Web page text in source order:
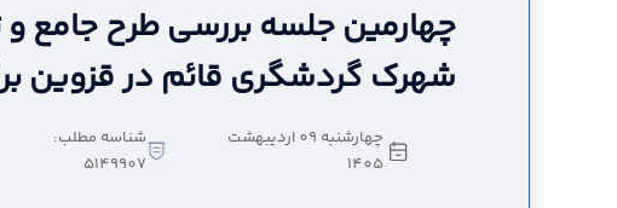
چهارمین جلسه بررسی طرح جامع
شهرک گردشگری قائم در قزوین
چهارشنبه 09 اردیبهشت
1405
شناسه مطلب:
5149907